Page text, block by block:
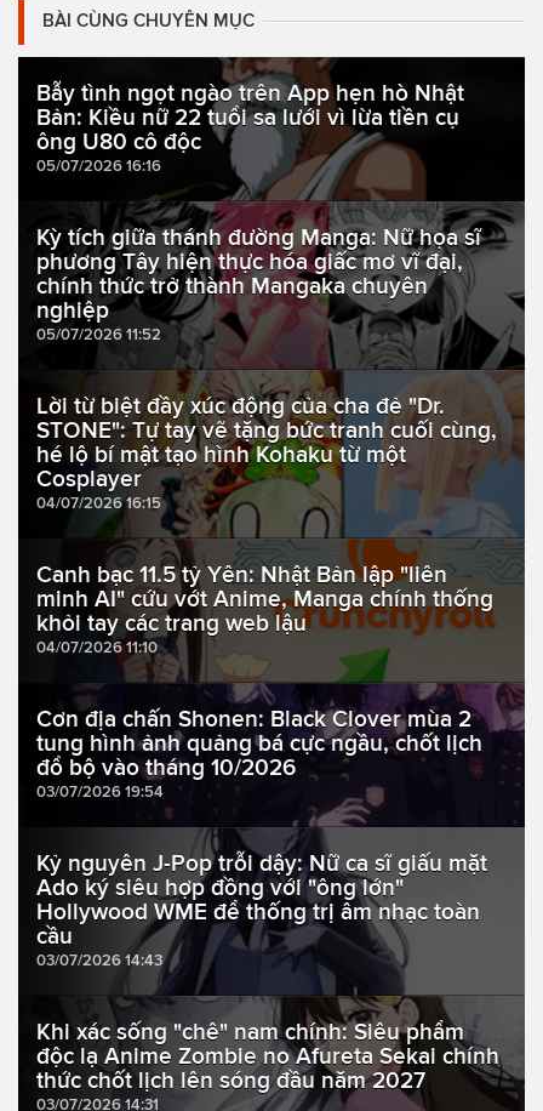
BÀI CÙNG CHUYÊN MỤC
Bẫy tình ngọt ngào trên App hẹn hò Nhật
Bản: Kiều nữ 22 tuổi sa lưới vì lừa tiền cụ
ông U80 cô độc
05/07/2026 16:16
Kỳ tích giữa thánh đường Manga: Nữ họa sĩ
phương Tây hiện thực hóa giấc mơ vĩ đại,
chính thức trở thành Mangaka chuyên
nghiệp
05/07/2026 11:52
Lời từ biệt đầy xúc động của cha đẻ "Dr.
STONE": Tự tay vẽ tặng bức tranh cuối cùng,
hé lộ bí mật tạo hình Kohaku từ một
Cosplayer
04/07/2026 16:15
Canh bạc 11.5 tỷ Yên: Nhật Bản lập "liên
minh AI" cứu vớt Anime, Manga chính thống
khỏi tay các trang web lậu
04/07/2026 11:10
Cơn địa chấn Shonen: Black Clover mùa 2
tung hình ảnh quảng bá cực ngầu, chốt lịch
đổ bộ vào tháng 10/2026
03/07/2026 19:54
Kỷ nguyên J-Pop trỗi dậy: Nữ ca sĩ giấu mặt
Ado ký siêu hợp đồng với "ông lớn"
Hollywood WME để thống trị âm nhạc toàn
cầu
03/07/2026 14:43
Khi xác sống "chê" nam chính: Siêu phẩm
độc lạ Anime Zombie no Afureta Sekai chính
thức chốt lịch lên sóng đầu năm 2027
03/07/2026 14:31